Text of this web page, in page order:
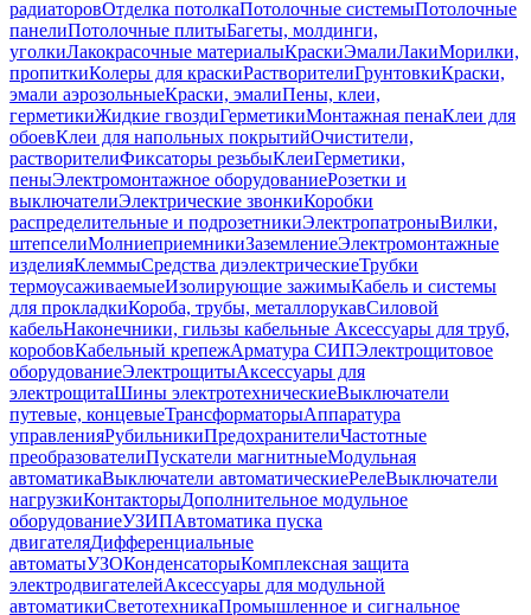
радиаторовОтделка потолкаПотолочные системыПотолочные
панелиПотолочные плитыБагеты, молдинги,
уголкиЛакокрасочные материалыКраскиЭмалиЛакиМорилки,
пропиткиКолеры для краскиРастворителиГрунтовкиКраски,
эмали аэрозольныеКраски, эмалиПены, клеи,
герметикиЖидкие гвоздиГерметикиМонтажная пенаКлеи для
обоевКлеи для напольных покрытийОчистители,
растворителиФиксаторы резьбыКлеиГерметики,
пеныЭлектромонтажное оборудованиеРозетки и
выключателиЭлектрические звонкиКоробки
распределительные и подрозетникиЭлектропатроныВилки,
штепселиМолниеприемникиЗаземлениеЭлектромонтажные
изделияКлеммыСредства диэлектрическиеТрубки
термоусаживаемыеИзолирующие зажимыКабель и системы
для прокладкиКороба, трубы, металлорукавСиловой
кабельНаконечники, гильзы кабельные Аксессуары для труб,
коробовКабельный крепежАрматура СИПЭлектрощитовое
оборудованиеЭлектрощитыАксессуары для
электрощитаШины электротехническиеВыключатели
путевые, концевыеТрансформаторыАппаратура
управленияРубильникиПредохранителиЧастотные
преобразователиПускатели магнитныеМодульная
автоматикаВыключатели автоматическиеРелеВыключатели
нагрузкиКонтакторыДополнительное модульное
оборудованиеУЗИПАвтоматика пуска
двигателяДифференциальные
автоматыУЗОКонденсаторыКомплексная защита
электродвигателейАксессуары для модульной
автоматикиСветотехникаПромышленное и сигнальное